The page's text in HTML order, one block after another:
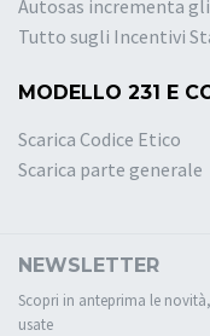
Autosas incrementa
Tutto sugli Incentivi
MODELLO 231 E
Scarica Codice Etico
Scarica parte generale
NEWSLETTER
Scopri in anteprima le
usate